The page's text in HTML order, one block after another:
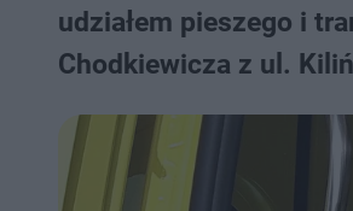
udziałem pieszego i
Chodkiewicza z ul.